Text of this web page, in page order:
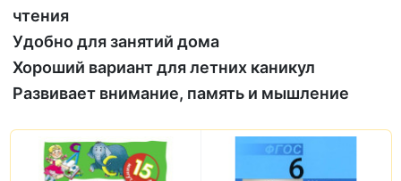
чтения
Удобно для занятий дома
Хороший вариант для летних каникул
Развивает внимание, память и мышление